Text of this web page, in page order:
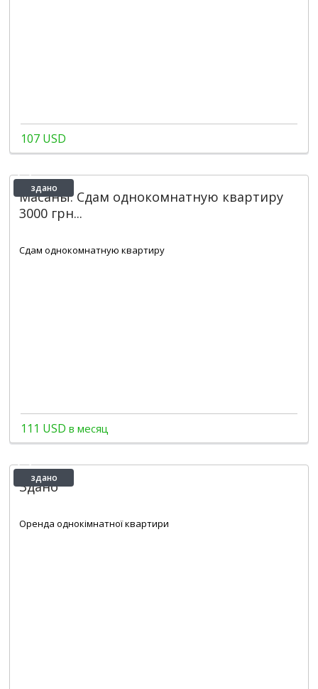
107 USD
здано
Масаны. Сдам однокомнатную квартиру
3000 грн...
Сдам однокомнатную квартиру
111 USD в месяц
здано
Здано
Оренда однокімнатної квартири